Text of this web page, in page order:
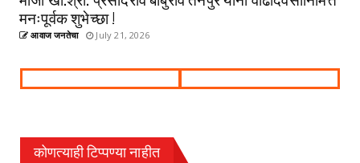
मनःपूर्वक शुभेच्छा !
आवाज जनतेचा July 21, 2026
कोणत्याही टिप्पण्‍या नाहीत